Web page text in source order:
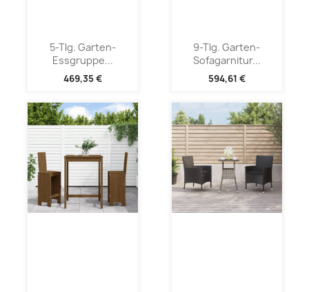
5-Tlg. Garten-
Essgruppe...
469,35 €
9-Tlg. Garten-
Sofagarnitur...
594,61 €